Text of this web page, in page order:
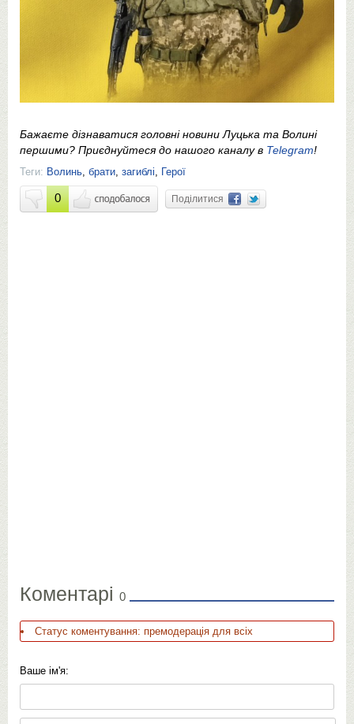
Бажаєте дізнаватися головні новини Луцька та Волині
першими? Приєднуйтеся до нашого каналу в Telegram!
Теги: Волинь брати загиблі Герої
0 Поділитися
Коментарі 0
Статус коментування: премодерація для всіх
Ваше ім'я: